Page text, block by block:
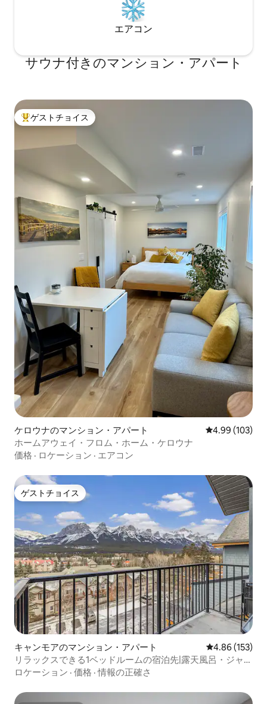
エアコン
サウナ付きのマンション・アパート
大好評のゲストチョイスです。
ゲストチョイス
ケロウナのマンション・アパート レビュー103
4.99 (103)
ホームアウェイ・フロム・ホーム・ケロウナ
価格 · ロケーション · エアコン
ゲストチョイス
ゲストチョイス
キャンモアのマンション・アパート レビュー153
4.86 (153)
リラックスできる1ベッドルームの宿泊先|露天風呂・ジャグ
ジー＋素晴らしい山の景色
ロケーション · 価格 ·情報の正確さ